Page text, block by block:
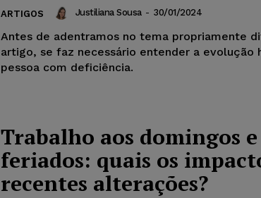
ARTIGOS Justiliana Sousa - 30/01/2024
Antes de adentramos no tema propriamente
artigo, se faz necessário entender a evolução
pessoa com deficiência.
Trabalho aos domingos e
feriados: quais os
recentes alterações?